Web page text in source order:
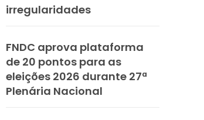
irregularidades
FNDC aprova plataforma
de 20 pontos para as
eleições 2026 durante 27ª
Plenária Nacional